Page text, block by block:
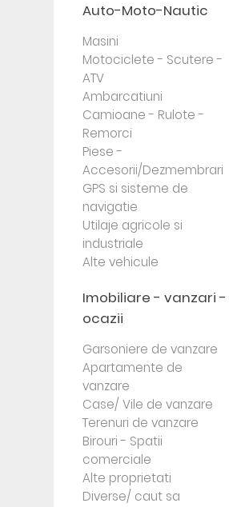
Auto-Moto-Nautic
Masini
Motociclete - Scutere -
ATV
Ambarcatiuni
Camioane - Rulote -
Remorci
Piese -
Accesorii/Dezmembrari
GPS si sisteme de
navigatie
Utilaje agricole si
industriale
Alte vehicule
Imobiliare - vanzari -
ocazii
Garsoniere de vanzare
Apartamente de
vanzare
Case/ Vile de vanzare
Terenuri de vanzare
Birouri - Spatii
comerciale
Alte proprietati
Diverse/ caut sa